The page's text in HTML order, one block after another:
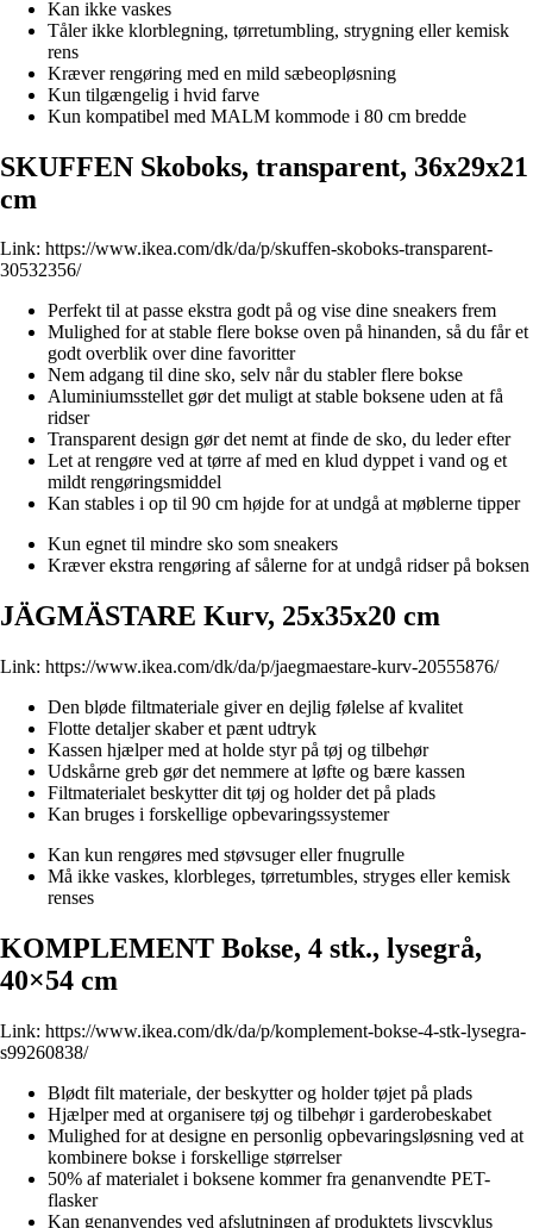
Kan ikke vaskes
Tåler ikke klorblegning, tørretumbling, strygning eller kemisk
rens
Kræver rengøring med en mild sæbeopløsning
Kun tilgængelig i hvid farve
Kun kompatibel med MALM kommode i 80 cm bredde
SKUFFEN Skoboks, transparent, 36x29x21
cm
Link: https://www.ikea.com/dk/da/p/skuffen-skoboks-transparent-
30532356/
Perfekt til at passe ekstra godt på og vise dine sneakers frem
Mulighed for at stable flere bokse oven på hinanden, så du får et
godt overblik over dine favoritter
Nem adgang til dine sko, selv når du stabler flere bokse
Aluminiumsstellet gør det muligt at stable boksene uden at få
ridser
Transparent design gør det nemt at finde de sko, du leder efter
Let at rengøre ved at tørre af med en klud dyppet i vand og et
mildt rengøringsmiddel
Kan stables i op til 90 cm højde for at undgå at møblerne tipper
Kun egnet til mindre sko som sneakers
Kræver ekstra rengøring af sålerne for at undgå ridser på boksen
JÄGMÄSTARE Kurv, 25x35x20 cm
Link: https://www.ikea.com/dk/da/p/jaegmaestare-kurv-20555876/
Den bløde filtmateriale giver en dejlig følelse af kvalitet
Flotte detaljer skaber et pænt udtryk
Kassen hjælper med at holde styr på tøj og tilbehør
Udskårne greb gør det nemmere at løfte og bære kassen
Filtmaterialet beskytter dit tøj og holder det på plads
Kan bruges i forskellige opbevaringssystemer
Kan kun rengøres med støvsuger eller fnugrulle
Må ikke vaskes, klorbleges, tørretumbles, stryges eller kemisk
renses
KOMPLEMENT Bokse, 4 stk., lysegrå,
40×54 cm
Link: https://www.ikea.com/dk/da/p/komplement-bokse-4-stk-lysegra-
s99260838/
Blødt filt materiale, der beskytter og holder tøjet på plads
Hjælper med at organisere tøj og tilbehør i garderobeskabet
Mulighed for at designe en personlig opbevaringsløsning ved at
kombinere bokse i forskellige størrelser
50% af materialet i boksene kommer fra genanvendte PET-
flasker
Kan genanvendes ved afslutningen af produktets livscyklus